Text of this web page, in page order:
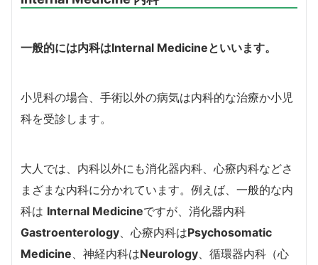
一般的には内科はInternal Medicineといいます。
小児科の場合、手術以外の病気は内科的な治療か小児
科を受診します。
大人では、内科以外にも消化器内科、心療内科などさ
まざまな内科に分かれています。例えば、一般的な内
科は Internal Medicineですが、 消化器内科
Gastroenterology、心療内科はPsychosomatic
Medicine、神経内科はNeurology、循環器内科（心